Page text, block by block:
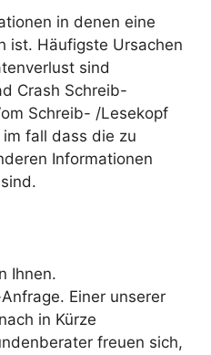
in denen eine
ist. Häufigste Ursachen
sind
Crash Schreib-
Schreib- /Lesekopf
fall dass die zu
Informationen
Ihnen.
Einer unserer
in Kürze
freuen sich,